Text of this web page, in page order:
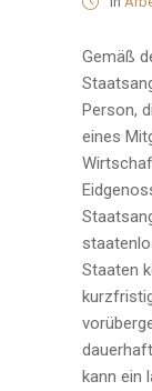
Gemäß
Person,
eines
Staaten
kann ein